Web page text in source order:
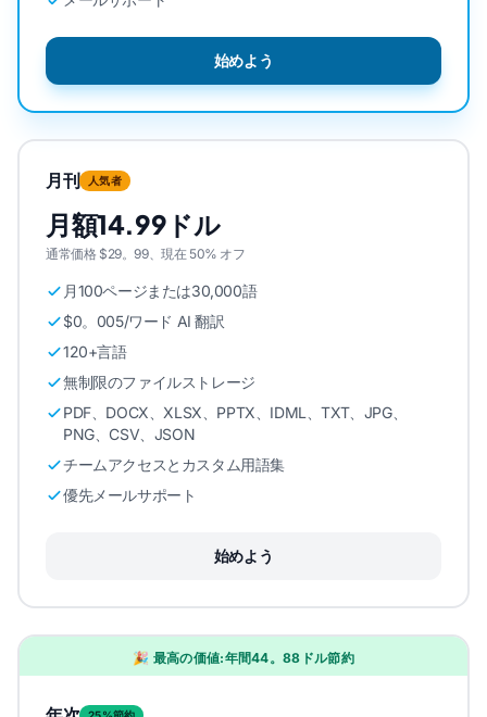
始めよう
月刊 人気者
月額14.99ドル
通常価格 $29。99、現在 50% オフ
月100ページまたは30,000語
$0。005/ワード AI 翻訳
120+言語
無制限のファイルストレージ
PDF、DOCX、XLSX、PPTX、IDML、TXT、JPG、
PNG、CSV、JSON
チームアクセスとカスタム用語集
優先メールサポート
始めよう
🎉 最高の価値:年間44。88ドル節約
25%節約